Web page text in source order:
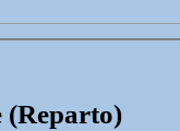
(Reparto)